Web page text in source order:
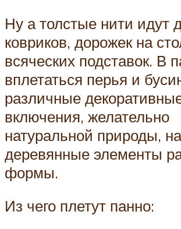
Ну а толстые нити идут
ковриков, дорожек на
всяческих подставок. В
вплетаться перья и
различные
включения, желательно
натуральной природы,
деревянные элементы
формы.
Из чего плетут панно: